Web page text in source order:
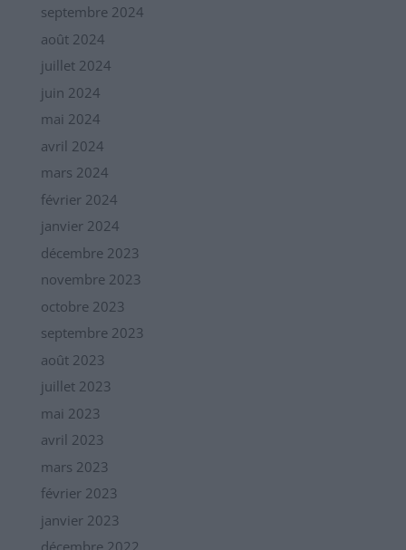
septembre 2024
août 2024
juillet 2024
juin 2024
mai 2024
avril 2024
mars 2024
février 2024
janvier 2024
décembre 2023
novembre 2023
octobre 2023
septembre 2023
août 2023
juillet 2023
mai 2023
avril 2023
mars 2023
février 2023
janvier 2023